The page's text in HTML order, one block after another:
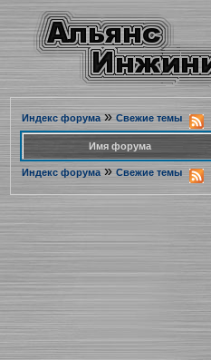
Индекс форума» Свежие темы
Имя форума
Индекс форума » Свежие темы